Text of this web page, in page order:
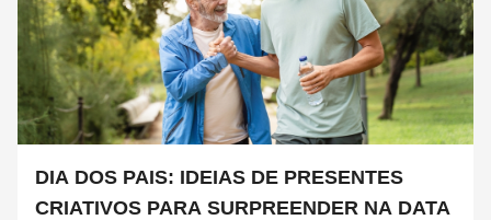
DIA DOS PAIS: IDEIAS DE PRESENTES
CRIATIVOS PARA SURPREENDER NA DATA